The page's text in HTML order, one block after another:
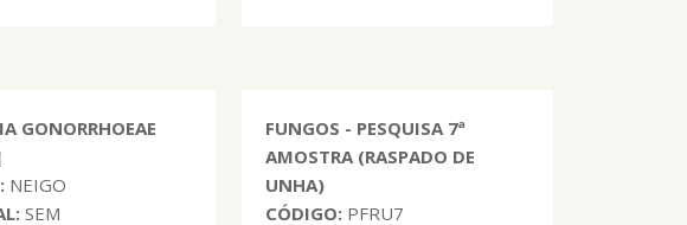
GONORRHOEAE
NEIGO
SEM
FUNGOS - PESQUISA 7ª
AMOSTRA (RASPADO DE
UNHA)
CÓDIGO: PFRU7